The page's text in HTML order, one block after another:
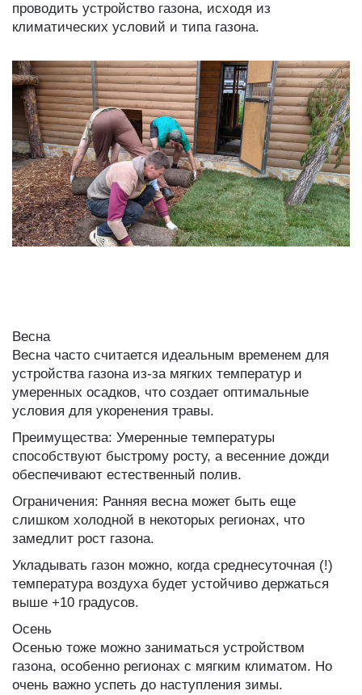
проводить устройство газона, исходя из
климатических условий и типа газона.
Весна
Весна часто считается идеальным временем для
устройства газона из-за мягких температур и
умеренных осадков, что создает оптимальные
условия для укоренения травы.
Преимущества: Умеренные температуры
способствуют быстрому росту, а весенние дожди
обеспечивают естественный полив.
Ограничения: Ранняя весна может быть еще
слишком холодной в некоторых регионах, что
замедлит рост газона.
Укладывать газон можно, когда среднесуточная (!)
температура воздуха будет устойчиво держаться
выше +10 градусов.
Осень
Осенью тоже можно заниматься устройством
газона, особенно регионах с мягким климатом. Но
очень важно успеть до наступления зимы.